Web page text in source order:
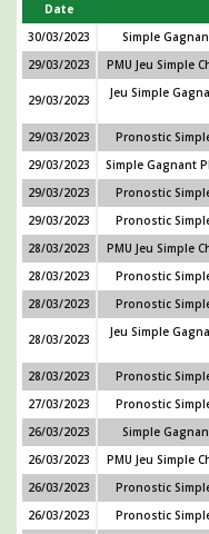
Date
30/03/2023
Simple
29/03/2023
PMU Jeu Simple
29/03/2023
Jeu Simple
29/03/2023 Pronostic
29/03/2023
Simple Gagnant
29/03/2023
Pronostic
29/03/2023
Pronostic
28/03/2023
PMU Jeu Simple
28/03/2023
Pronostic
28/03/2023
Pronostic
28/03/2023
Jeu Simple
28/03/2023 Pronostic
27/03/2023
Pronostic
26/03/2023
Simple
26/03/2023
PMU Jeu Simple
26/03/2023
Pronostic
26/03/2023
Pronostic